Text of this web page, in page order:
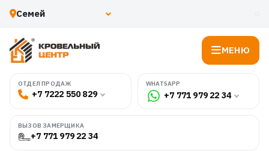
МЕНЮ
ОТДЕЛ ПРОДАЖ
+7 7222 550 829
WHATSAPP
+7 771 979 22 34
ВЫЗОВ ЗАМЕРЩИКА
+7 771 979 22 34